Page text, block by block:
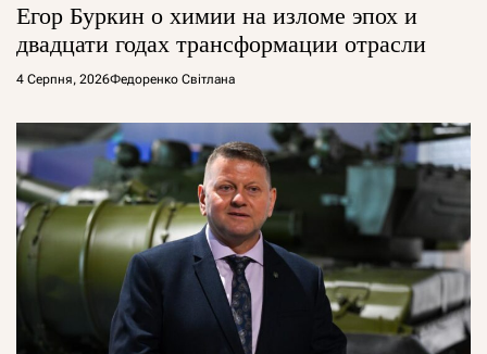
Егор Буркин о химии на изломе эпох и
двадцати годах трансформации отрасли
4 Серпня, 2026Федоренко Світлана